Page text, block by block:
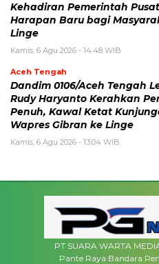
Kehadiran Pemerintah
Harapan Baru bagi
Linge
Kamis, 6 Agu 2026 - 14:48 WIB
Aceh Tengah
Dandim 0106/Aceh Tengah
Rudy Haryanto Kerahkan
Penuh, Kawal Ketat
Wapres Gibran ke Linge
Kamis, 6 Agu 2026 - 13:04 WIB
PT SUARA WARTA
Pante Raya Bandara